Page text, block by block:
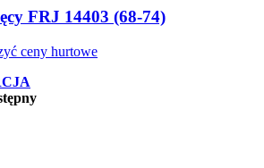
FRJ 14403 (68-74)
ceny hurtowe